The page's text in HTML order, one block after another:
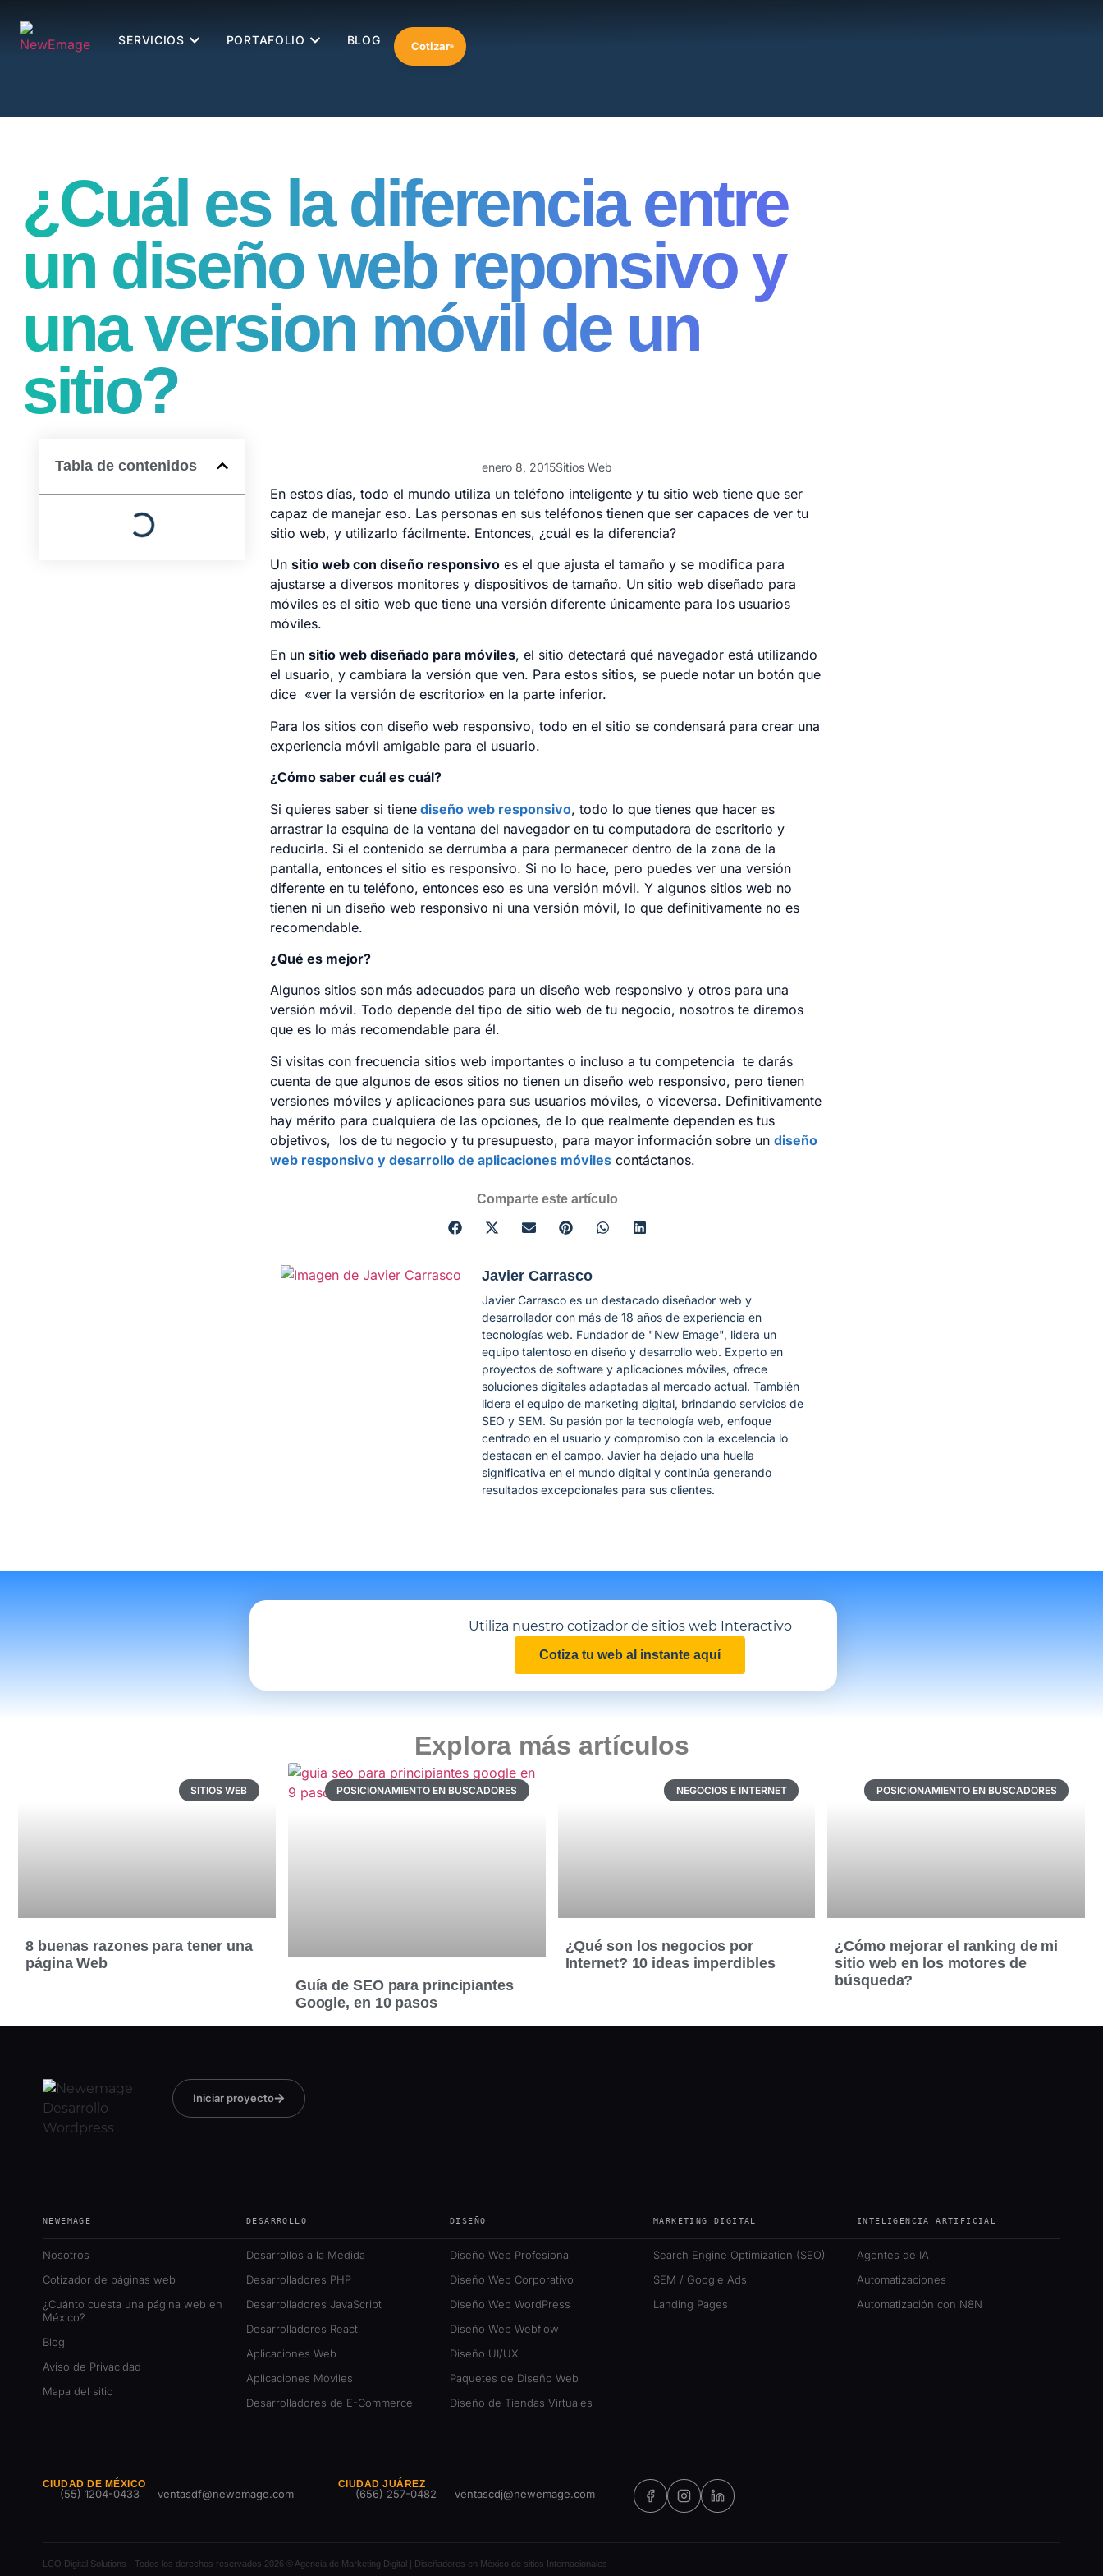
SERVICIOS PORTAFOLIO BLOG Cotizar
¿Cuál es la diferencia entre
un diseño web reponsivo y
una version móvil de un
sitio?
Tabla de contenidos enero 8, 2015Sitios Web
En estos días, todo el mundo utiliza un teléfono inteligente y tu sitio web tiene que ser
capaz de manejar eso. Las personas en sus teléfonos tienen que ser capaces de ver tu
sitio web, y utilizarlo fácilmente. Entonces, ¿cuál es la diferencia?
Unsitio web con diseño responsivo es el que ajusta el tamaño y se modifica para
ajustarse a diversos monitores y dispositivos de tamaño. Un sitio web diseñado para
móviles es el sitio web que tiene una versión diferente únicamente para los usuarios
móviles.
En unsitio web diseñado para móviles, el sitio detectará qué navegador está utilizando
el usuario, y cambiara la versión que ven. Para estos sitios, se puede notar un botón que
dice «ver la versión de escritorio» en la parte inferior.
Para los sitios con diseño web responsivo, todo en el sitio se condensará para crear una
experiencia móvil amigable para el usuario.
¿Cómo saber cuál es cuál?
Si quieres saber si tiene diseño web responsivo, todo lo que tienes que hacer es
arrastrar la esquina de la ventana del navegador en tu computadora de escritorio y
reducirla. Si el contenido se derrumba a para permanecer dentro de la zona de la
pantalla, entonces el sitio es responsivo. Si no lo hace, pero puedes ver una versión
diferente en tu teléfono, entonces eso es una versión móvil. Y algunos sitios web no
tienen ni un diseño web responsivo ni una versión móvil, lo que definitivamente no es
recomendable.
¿Qué es mejor?
Algunos sitios son más adecuados para un diseño web responsivo y otros para una
versión móvil. Todo depende del tipo de sitio web de tu negocio, nosotros te diremos
que es lo más recomendable para él.
Si visitas con frecuencia sitios web importantes o incluso a tu competencia te darás
cuenta de que algunos de esos sitios no tienen un diseño web responsivo, pero tienen
versiones móviles y aplicaciones para sus usuarios móviles, o viceversa. Definitivamente
hay mérito para cualquiera de las opciones, de lo que realmente dependen es tus
objetivos, los de tu negocio y tu presupuesto, para mayor información sobre undiseño
web responsivo y desarrollo de aplicaciones móviles contáctanos.
Comparte este artículo
Javier Carrasco
Javier Carrasco es un destacado diseñador web y
desarrollador con más de 18 años de experiencia en
tecnologías web. Fundador de "New Emage", lidera un
equipo talentoso en diseño y desarrollo web. Experto en
proyectos de software y aplicaciones móviles, ofrece
soluciones digitales adaptadas al mercado actual. También
lidera el equipo de marketing digital, brindando servicios de
SEO y SEM. Su pasión por la tecnología web, enfoque
centrado en el usuario y compromiso con la excelencia lo
destacan en el campo. Javier ha dejado una huella
significativa en el mundo digital y continúa generando
resultados excepcionales para sus clientes.
Utiliza nuestro cotizador de sitios web Interactivo
Cotiza tu web al instante aquí
Explora más artículos
SITIOS WEB
8 buenas razones para tener una
página Web
POSICIONAMIENTO EN BUSCADORES
Guía de SEO para principiantes
Google, en 10 pasos
NEGOCIOS E INTERNET
¿Qué son los negocios por
Internet? 10 ideas imperdibles
POSICIONAMIENTO EN BUSCADORES
¿Cómo mejorar el ranking de mi
sitio web en los motores de
búsqueda?
Iniciar proyecto
NEWEMAGE
Nosotros
Cotizador de páginas web
¿Cuánto cuesta una página web en
México?
Blog
Aviso de Privacidad
Mapa del sitio
DESARROLLO
Desarrollos a la Medida
Desarrolladores PHP
Desarrolladores JavaScript
Desarrolladores React
Aplicaciones Web
Aplicaciones Móviles
Desarrolladores de E-Commerce
DISEÑO
Diseño Web Profesional
Diseño Web Corporativo
Diseño Web WordPress
Diseño Web Webflow
Diseño UI/UX
Paquetes de Diseño Web
Diseño de Tiendas Virtuales
MARKETING DIGITAL
Search Engine Optimization (SEO)
SEM / Google Ads
Landing Pages
INTELIGENCIA ARTIFICIAL
Agentes de IA
Automatizaciones
Automatización con N8N
CIUDAD DE MÉXICO
(55) 1204-0433 ventasdf@newemage.com
CIUDAD JUÁREZ
(656) 257-0482 ventascdj@newemage.com Facebook
InstagramLinkedIn
LCO Digital Solutions - Todos los derechos reservados 2026 © Agencia de Marketing Digital | Diseñadores en México de sitios Internacionales